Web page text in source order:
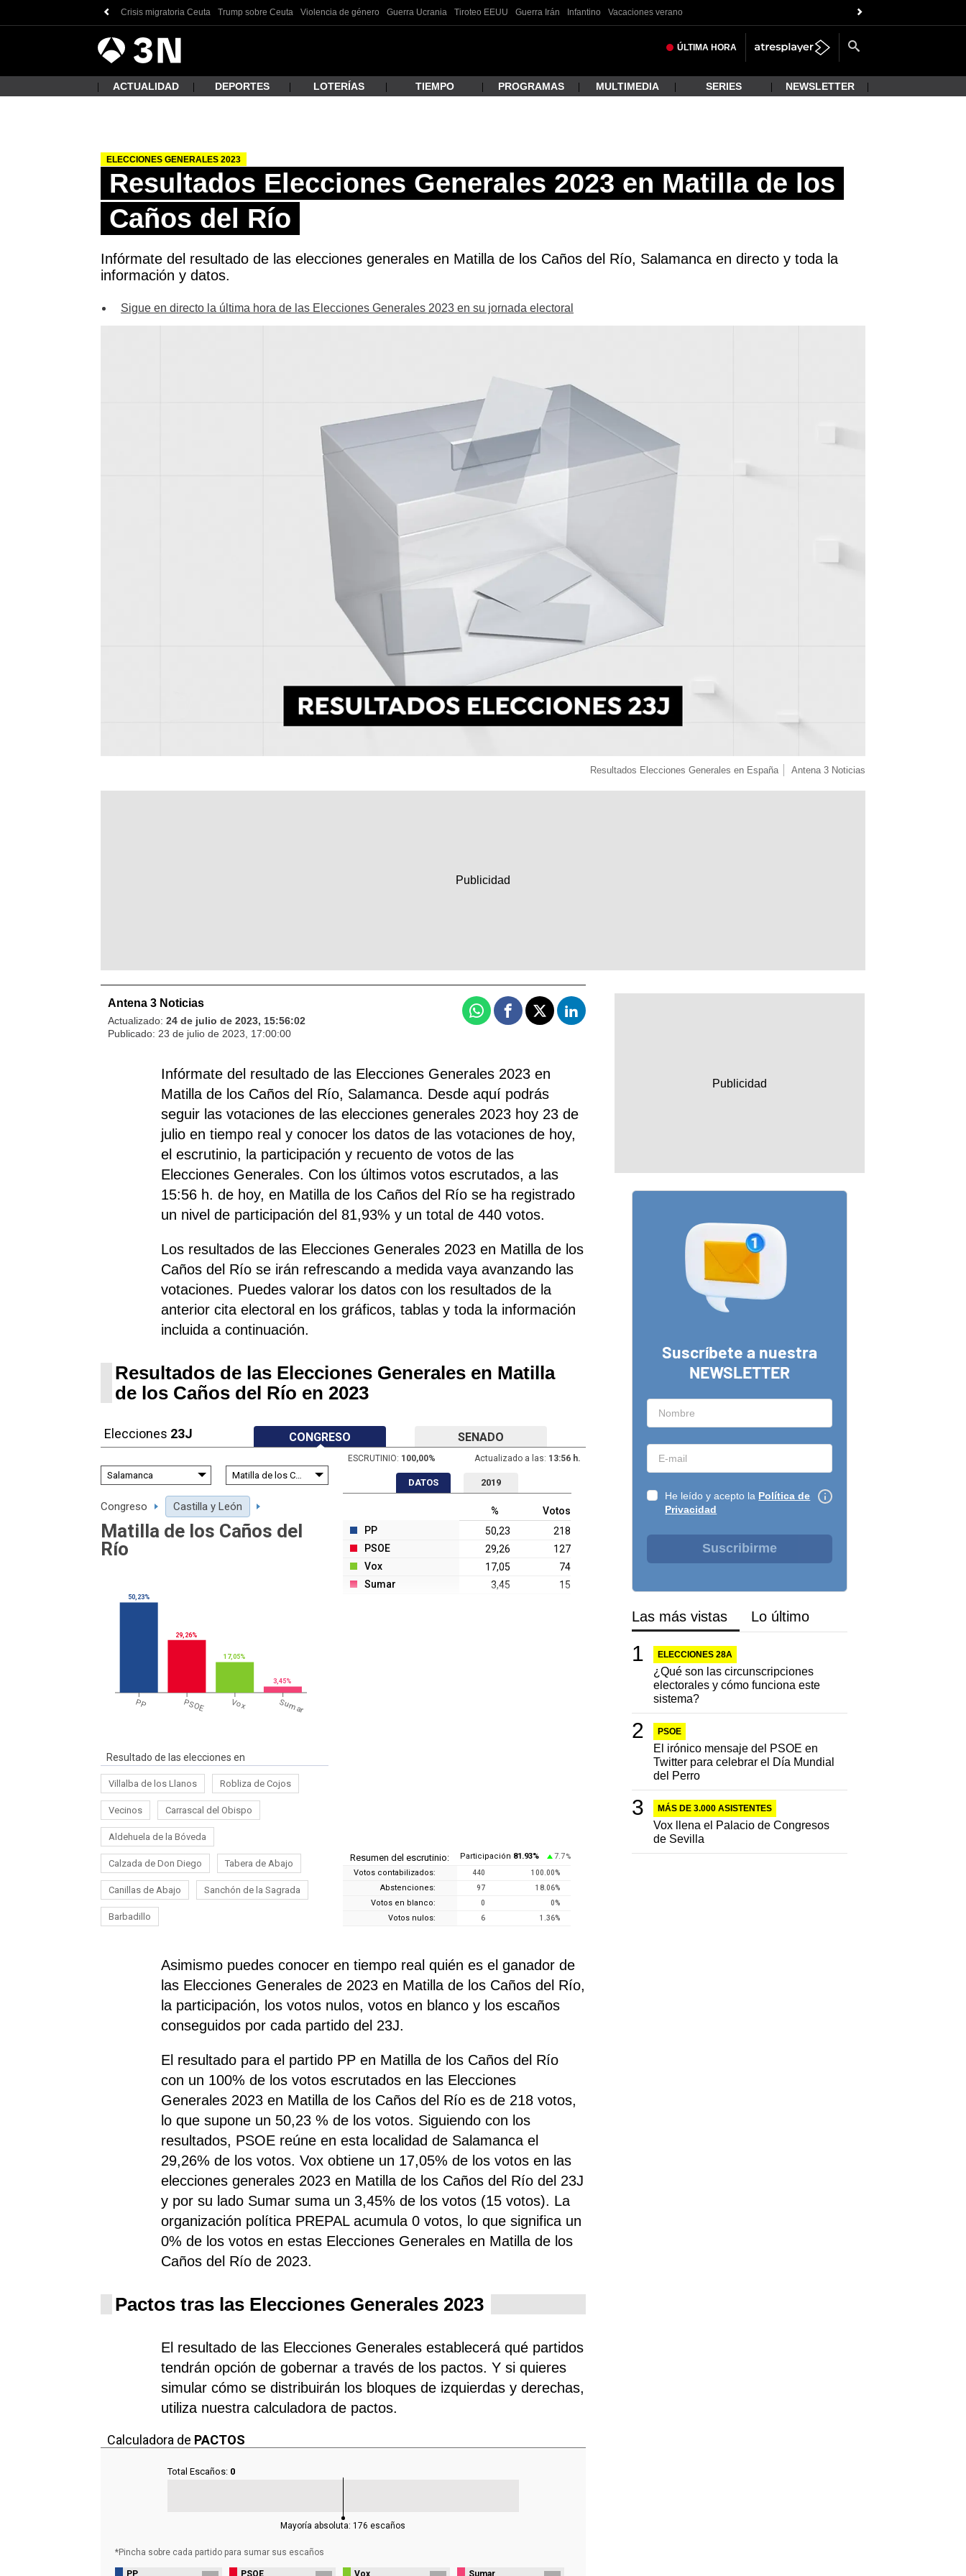
Crisis migratoria Ceuta Trump sobre Ceuta Violencia de género Guerra Ucrania Tiroteo EEUU Guerra Irán Infantino Vacaciones verano
3
Noticias ÚLTIMA HORA
¿Qué estás buscando?
Buscar
ACTUALIDAD DEPORTES LOTERÍAS TIEMPO PROGRAMAS MULTIMEDIA SERIES NEWSLETTER
ELECCIONES GENERALES 2023
Resultados Elecciones Generales 2023 en Matilla de los
Caños del Río
Infórmate del resultado de las elecciones generales en Matilla de los Caños del Río, Salamanca en directo y toda la
información y datos.
Sigue en directo la última hora de las Elecciones Generales 2023 en su jornada electoral
Resultados Elecciones Generales en España Antena 3 Noticias
Antena 3 Noticias
Actualizado: 24 de julio de 2023, 15:56:02
Publicado: 23 de julio de 2023, 17:00:00
WhatsappFacebook
X Linkedin
Infórmate del resultado de las Elecciones Generales 2023 en
Matilla de los Caños del Río, Salamanca. Desde aquí podrás
seguir las votaciones de las elecciones generales 2023 hoy 23 de
julio en tiempo real y conocer los datos de las votaciones de hoy,
el escrutinio, la participación y recuento de votos de las
Elecciones Generales. Con los últimos votos escrutados, a las
15:56 h. de hoy, en Matilla de los Caños del Río se ha registrado
un nivel de participación del 81,93% y un total de 440 votos.
Los resultados de las Elecciones Generales 2023 en Matilla de los
Caños del Río se irán refrescando a medida vaya avanzando las
votaciones. Puedes valorar los datos con los resultados de la
anterior cita electoral en los gráficos, tablas y toda la información
incluida a continuación.
Resultados de las Elecciones Generales en Matilla
de los Caños del Río en 2023
Elecciones 23J CONGRESO SENADO
ESCRUTINIO: 100,00% Actualizado a las: 13:56 h.
Congreso Castilla y León
Matilla de los Caños del
Río
PP PSOE Vox Sumar
50,23%
29,26%
17,05%
3,45%
Resultado de las elecciones en
Villalba de los Llanos Robliza de Cojos
Vecinos Carrascal del Obispo
Aldehuela de la Bóveda
Calzada de Don Diego Tabera de Abajo
Canillas de Abajo Sanchón de la Sagrada
Barbadillo
DATOS 2019
%
Votos
PP
50,23
218
PSOE
29,26
127
Vox
17,05
74
Sumar
3,45 15
Resumen del escrutinio: Participación 81.93% 7.7 %
Votos contabilizados: 440 100.00%
Abstenciones: 97 18.06%
Votos en blanco: 0 0%
Votos nulos: 6 1.36%
Asimismo puedes conocer en tiempo real quién es el ganador de
las Elecciones Generales de 2023 en Matilla de los Caños del Río,
la participación, los votos nulos, votos en blanco y los escaños
conseguidos por cada partido del 23J.
El resultado para el partido PP en Matilla de los Caños del Río
con un 100% de los votos escrutados en las Elecciones
Generales 2023 en Matilla de los Caños del Río es de 218 votos,
lo que supone un 50,23 % de los votos. Siguiendo con los
resultados, PSOE reúne en esta localidad de Salamanca el
29,26% de los votos. Vox obtiene un 17,05% de los votos en las
elecciones generales 2023 en Matilla de los Caños del Río del 23J
y por su lado Sumar suma un 3,45% de los votos (15 votos). La
organización política PREPAL acumula 0 votos, lo que significa un
0% de los votos en estas Elecciones Generales en Matilla de los
Caños del Río de 2023.
Pactos tras las Elecciones Generales 2023
El resultado de las Elecciones Generales establecerá qué partidos
tendrán opción de gobernar a través de los pactos. Y si quieres
simular cómo se distribuirán los bloques de izquierdas y derechas,
utiliza nuestra calculadora de pactos.
Calculadora de PACTOS
Total Escaños: 0
Mayoría absoluta:176 escaños
*Pincha sobre cada partido para sumar sus escaños
PP PSOE Vox Sumar
Suscríbete a nuestra
NEWSLETTER
He leído y acepto la Política de
Privacidad
Suscribirme
Las más vistas Lo último
ELECCIONES 28A
¿Qué son las circunscripciones
electorales y cómo funciona este
sistema?
PSOE
El irónico mensaje del PSOE en
Twitter para celebrar el Día Mundial
del Perro
MÁS DE 3.000 ASISTENTES
Vox llena el Palacio de Congresos
de Sevilla